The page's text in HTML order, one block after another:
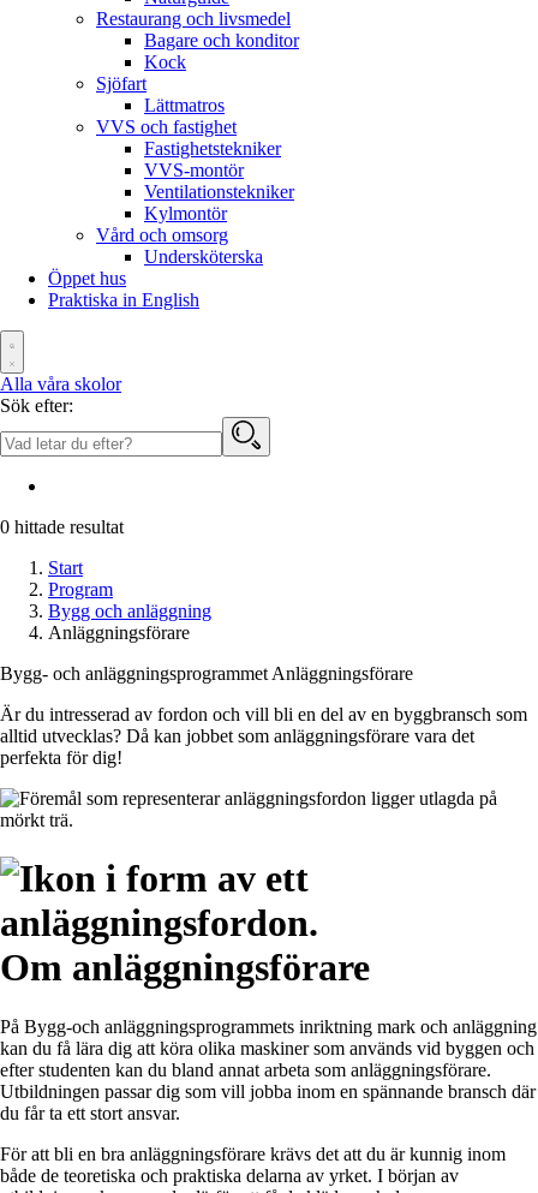
Restaurang och livsmedel
Bagare och konditor
Kock
Sjöfart
Lättmatros
VVS och fastighet
Fastighetstekniker
VVS-montör
Ventilationstekniker
Kylmontör
Vård och omsorg
Undersköterska
Öppet hus
Praktiska in English
Alla våra skolor
Sök efter:
0 hittade resultat
Start
Program
Bygg och anläggning
Anläggningsförare
Bygg- och anläggningsprogrammet Anläggnings­förare
Är du intresserad av fordon och vill bli en del av en byggbransch som
alltid utvecklas? Då kan jobbet som anläggningsförare vara det
perfekta för dig!
Om anläggningsförare
På Bygg-och anläggningsprogrammets inriktning mark och anläggning
kan du få lära dig att köra olika maskiner som används vid byggen och
efter studenten kan du bland annat arbeta som anläggningsförare.
Utbildningen passar dig som vill jobba inom en spännande bransch där
du får ta ett stort ansvar.
För att bli en bra anläggningsförare krävs det att du är kunnig inom
både de teoretiska och praktiska delarna av yrket. I början av